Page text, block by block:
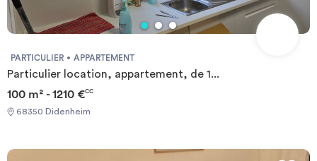
Maison de l'Industrie Le campus Illberg UHA avec l'Université et
autres écoles supérieures sont accessible à 23 minute en bus.
PARTICULIER APPARTEMENT
Particulier location, appartement, de 1...
100 m² - 1210 €CC
68350 Didenheim